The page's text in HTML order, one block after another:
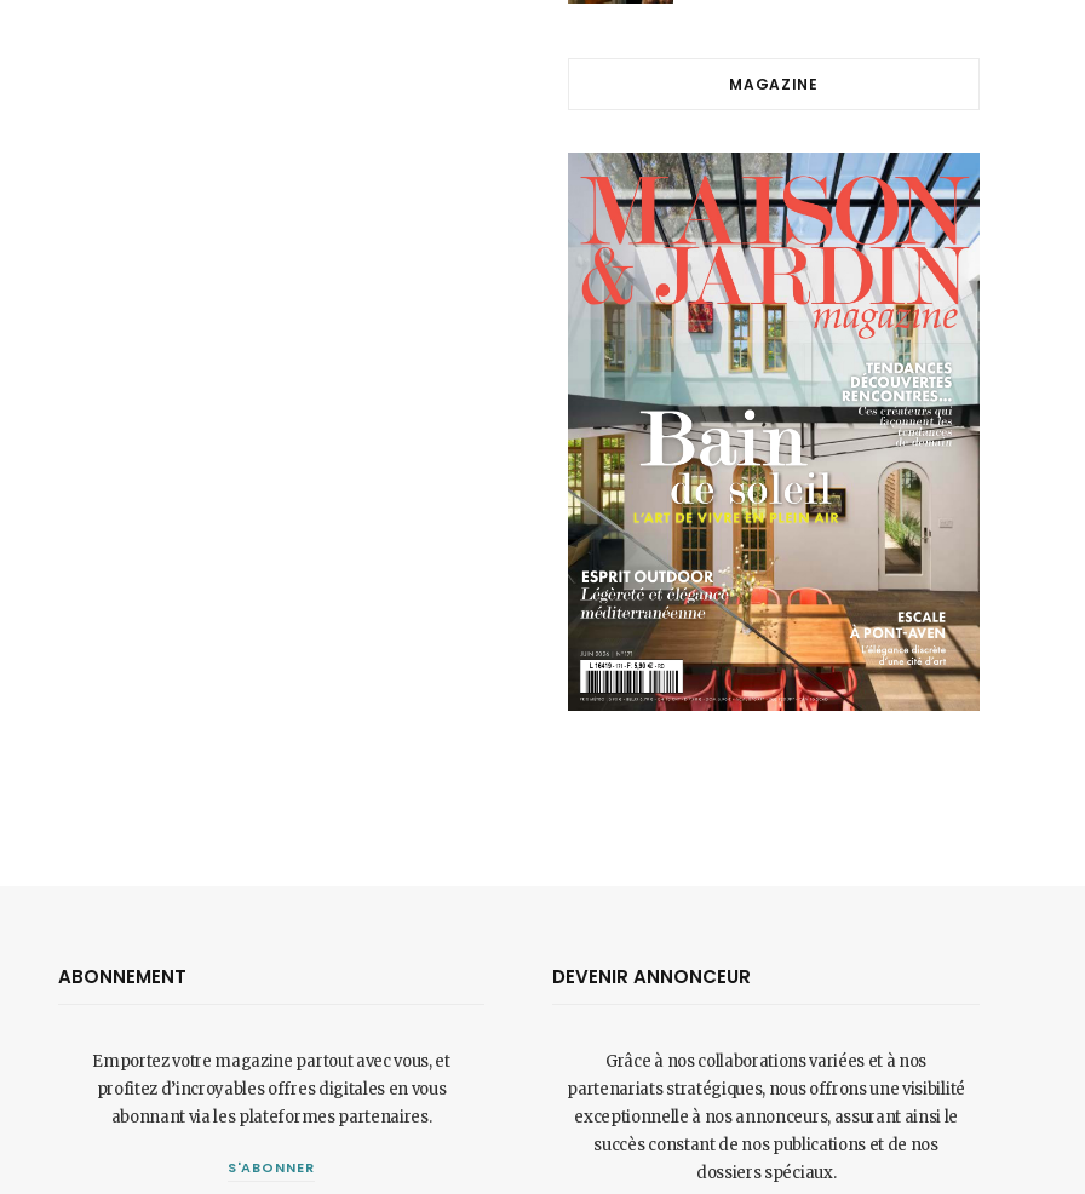
MAGAZINE
ABONNEMENT
Emportez votre magazine partout avec vous, et
profitez d’incroyables offres digitales en vous
abonnant via les plateformes partenaires.
S'ABONNER
DEVENIR ANNONCEUR
Grâce à nos collaborations variées et à nos
partenariats stratégiques, nous offrons une visibilité
exceptionnelle à nos annonceurs, assurant ainsi le
succès constant de nos publications et de nos
dossiers spéciaux.